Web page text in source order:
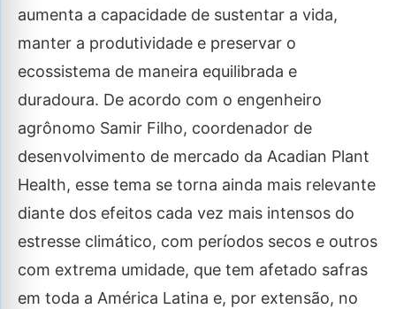
aumenta a capacidade de sustentar a vida,
manter a produtividade e preservar o
ecossistema de maneira equilibrada e
duradoura. De acordo com o engenheiro
agrônomo Samir Filho, coordenador de
desenvolvimento de mercado da Acadian Plant
Health, esse tema se torna ainda mais relevante
diante dos efeitos cada vez mais intensos do
estresse climático, com períodos secos e outros
com extrema umidade, que tem afetado safras
em toda a América Latina e, por extensão, no